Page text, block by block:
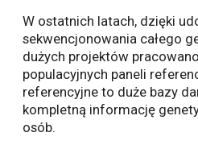
W ostatnich latach, dzięki
sekwencjonowania całego
dużych projektów
populacyjnych paneli
referencyjne to duże bazy
kompletną informację
osób.